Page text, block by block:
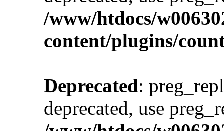
/www/htdocs/
content/plugins/
Deprecated:
deprecated, use